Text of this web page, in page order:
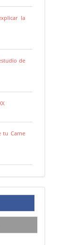
la
de
tu Carne